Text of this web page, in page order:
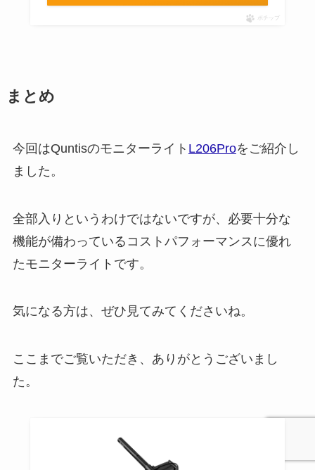
ポチップ
まとめ
今回はQuntisのモニターライト L206Proをご紹介し
ました。
全部入りというわけではないですが、必要十分な
機能が備わっているコストパフォーマンスに優れ
たモニターライトです。
気になる方は、ぜひ見てみてくださいね。
ここまでご覧いただき、ありがとうございまし
た。